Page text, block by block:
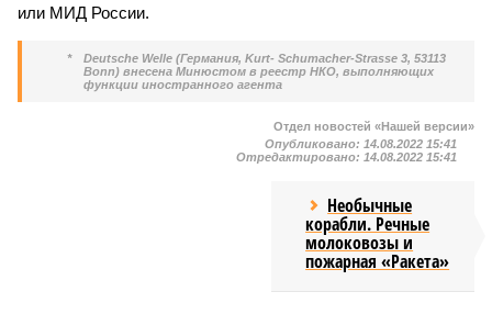
или МИД России.
*
Deutsche Welle (Германия, Kurt- Schumacher-Strasse 3, 53113
Bonn) внесена Минюстом в реестр НКО, выполняющих
функции иностранного агента
Отдел новостей «Нашей версии»
Опубликовано: 14.08.2022 15:41
Отредактировано: 14.08.2022 15:41
Необычные
корабли. Речные
молоковозы и
пожарная «Ракета»